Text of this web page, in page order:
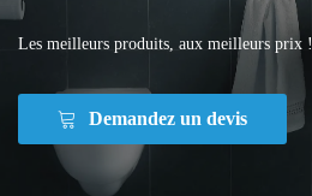
Les meilleurs produits, aux meilleurs prix !
Demandez un devis